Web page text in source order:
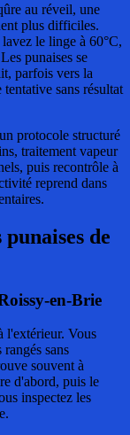
au réveil, une
plus difficiles.
le linge à 60°C,
punaises se
parfois vers la
sans résultat
protocole structuré
traitement vapeur
puis recontrôle à
reprend dans
de
en-Brie
l'extérieur. Vous
sans
souvent à
d'abord, puis le
inspectez les